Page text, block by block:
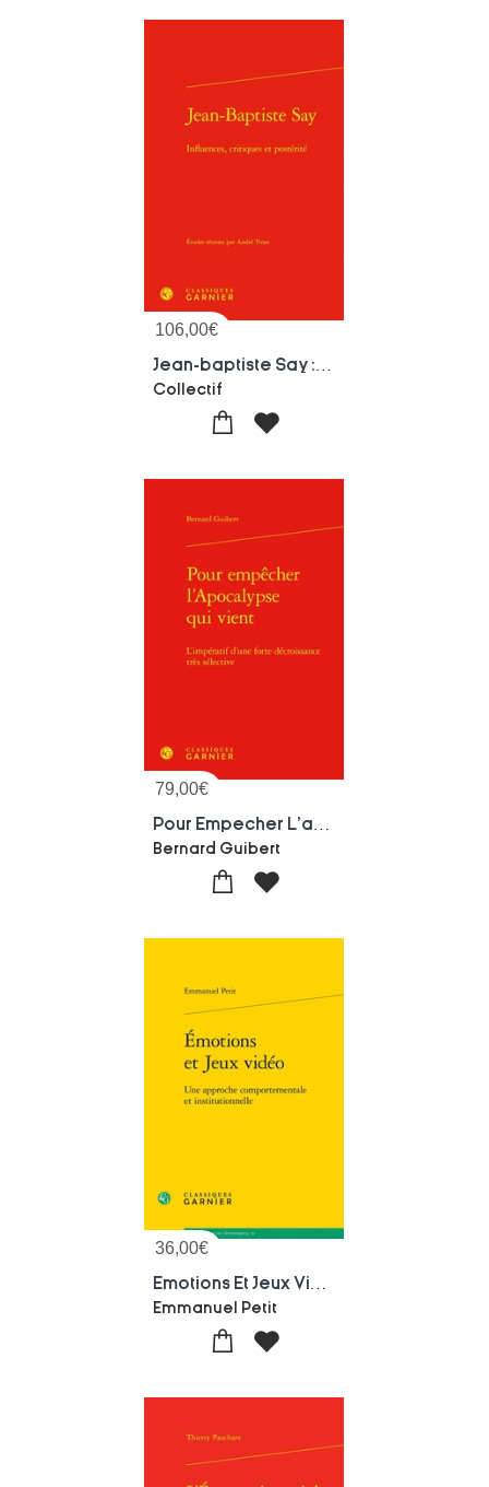
106,00€
Collectif
79,00€
Bernard Guibert
36,00€
Emmanuel Petit